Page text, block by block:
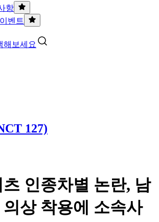
항
벤트
해보세요
127)
인종차별 논란, 남
상 착용에 소속사